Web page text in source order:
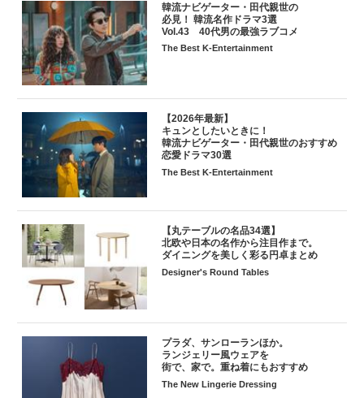
韓流ナビゲーター・田代親世の
必見！ 韓流名作ドラマ3選
Vol.43 40代男の最強ラブコメ
The Best K-Entertainment
【2026年最新】
キュンとしたいときに！
韓流ナビゲーター・田代親世のおすすめ
恋愛ドラマ30選
The Best K-Entertainment
【丸テーブルの名品34選】
北欧や日本の名作から注目作まで。
ダイニングを美しく彩る円卓まとめ
Designer's Round Tables
プラダ、サンローランほか。
ランジェリー風ウェアを
街で、家で。重ね着にもおすすめ
The New Lingerie Dressing